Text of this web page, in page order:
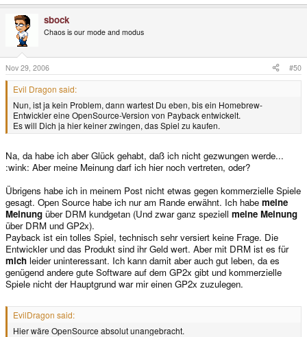
sbock
Chaos is our mode and modus
Nov 29, 2006 #50
Evil Dragon said:
Nun, ist ja kein Problem, dann wartest Du eben, bis ein Homebrew-
Entwickler eine OpenSource-Version von Payback entwickelt.
Es will Dich ja hier keiner zwingen, das Spiel zu kaufen.
Na, da habe ich aber Glück gehabt, daß ich nicht gezwungen werde...
:wink: Aber meine Meinung darf ich hier noch vertreten, oder?
Übrigens habe ich in meinem Post nicht etwas gegen kommerzielle Spiele
gesagt. Open Source habe ich nur am Rande erwähnt. Ich habe meine
Meinung über DRM kundgetan (Und zwar ganz speziell meine Meinung
über DRM und GP2x).
Payback ist ein tolles Spiel, technisch sehr versiert keine Frage. Die
Entwickler und das Produkt sind ihr Geld wert. Aber mit DRM ist es für
mich leider uninteressant. Ich kann damit aber auch gut leben, da es
genügend andere gute Software auf dem GP2x gibt und kommerzielle
Spiele nicht der Hauptgrund war mir einen GP2x zuzulegen.
EvilDragon said:
Hier wäre OpenSource absolut unangebracht.